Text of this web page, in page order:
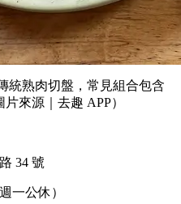
統熟肉切盤，常見組合包含
來源｜去趣 APP）
34 號
一公休）